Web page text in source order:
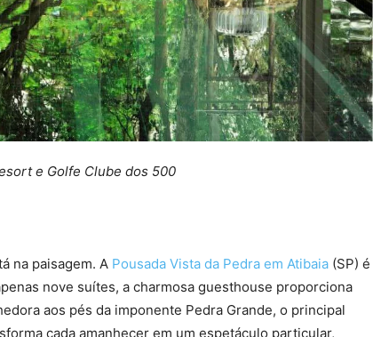
e Golfe Clube dos 500
na paisagem. A Pousada Vista da Pedra em Atibaia (SP) é
nove suítes, a charmosa guesthouse proporciona
aos pés da imponente Pedra Grande, o principal
cada amanhecer em um espetáculo particular,